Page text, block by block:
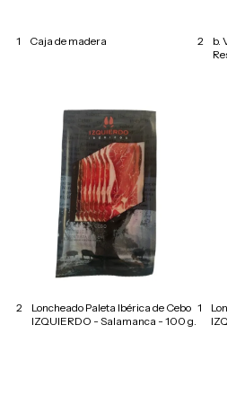
1 Caja de madera 2
b.
2
Loncheado Paleta Ibérica de Cebo
IZQUIERDO - Salamanca - 100 g.
1